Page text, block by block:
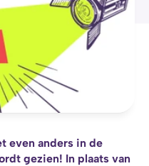
even anders in de
gezien! In plaats van